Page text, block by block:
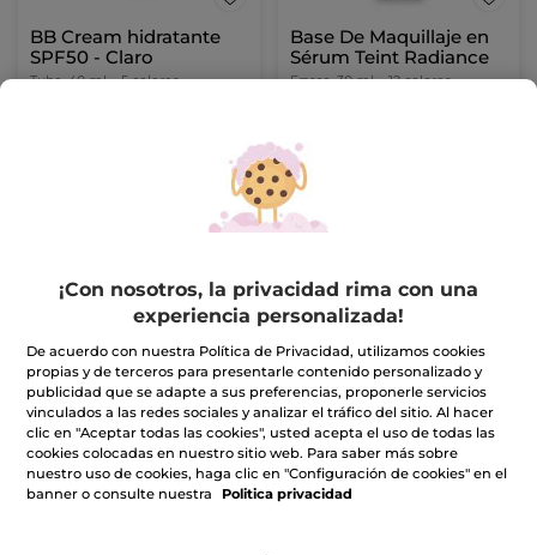
BB Cream hidratante
SPF50 - Claro
Tubo 40 ml - 5 colores
ELIGE TU COLOR
Base De Maquillaje en
Sérum Teint Radiance
Frasco 30 ml - 12 colores
31,90€
2 X 1: Maquillaje
ELIGE TU COLOR
¡Con nosotros, la privacidad rima con una
experiencia personalizada!
De acuerdo con nuestra Política de Privacidad, utilizamos cookies
propias y de terceros para presentarle contenido personalizado y
publicidad que se adapte a sus preferencias, proponerle servicios
vinculados a las redes sociales y analizar el tráfico del sitio. Al hacer
clic en "Aceptar todas las cookies", usted acepta el uso de todas las
cookies colocadas en nuestro sitio web. Para saber más sobre
nuestro uso de cookies, haga clic en "Configuración de cookies" en el
banner o consulte nuestra
Politica privacidad